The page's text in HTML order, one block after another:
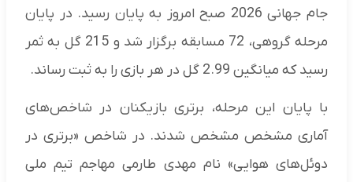
جام جهانی 2026 صبح امروز به پایان رسید. در پایان
مرحله گروهی، 72 مسابقه برگزار شد و 215 گل به ثمر
رسید که میانگین 2.99 گل در هر بازی را به ثبت رساند.
با پایان این مرحله، برتری بازیکنان در شاخص‌های
آماری مشخص مشخص شدند. در شاخص «برتری در
دوئل‌های هوایی» نام مهدی طارمی مهاجم تیم ملی